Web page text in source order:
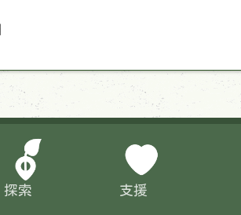
探索 支援